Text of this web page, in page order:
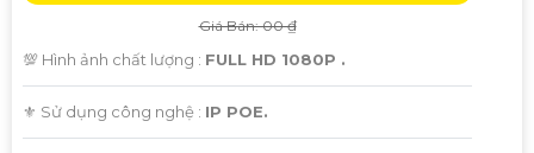
Giá Bán: 00 ₫
💯 Hình ảnh chất lượng : FULL HD 1080P .
⚜️ Sử dụng công nghệ : IP POE.